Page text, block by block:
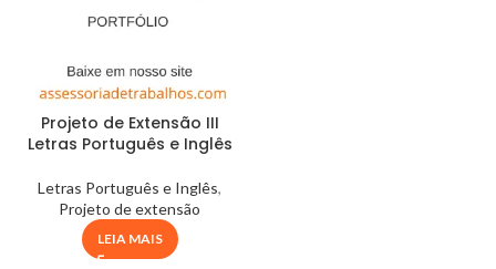
Projeto de Extensão III
Letras Português e Inglês
Letras Português e Inglês,
Projeto de extensão
LEIA MAIS